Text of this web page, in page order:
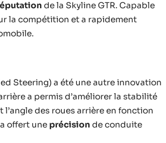
de la Skyline GTR. Capable
la compétition et a rapidement
Steering) a été une autre innovation
a permis d’améliorer la stabilité
des roues arrière en fonction
offert une précision de conduite